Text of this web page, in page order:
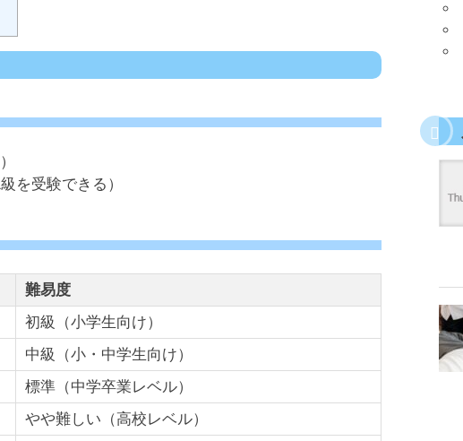
を受験できる）
難易度
初級（小学生向け）
中級（小・中学生向け）
標準（中学卒業レベル）
やや難しい（高校レベル）